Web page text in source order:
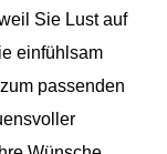
Sie Lust auf
einfühlsam
passenden